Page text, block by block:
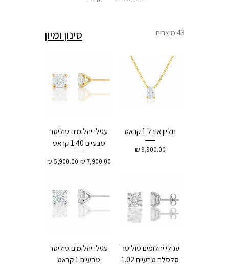
43 מוצרים סינון ומיון
תליון אובל 1 קראט
מחיר
עגילי יהלומים סוליטר
טבעיים 1.40 קראט
מחיר רגיל‏7,900.00 ‏₪ מחיר מבצע
עגילי יהלומים סוליטר
סלסלה טבעיים 1.02
עגילי יהלומים סוליטר
טבעיים 1 קראט